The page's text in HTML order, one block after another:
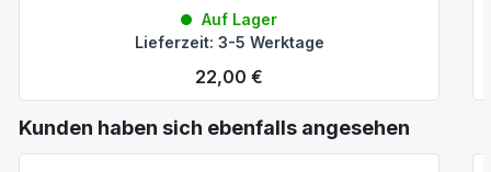
Auf Lager
Lieferzeit: 3-5 Werktage
Regulärer Preis:
22,00 €
Produktgalerie überspringen
Kunden haben sich ebenfalls angesehen